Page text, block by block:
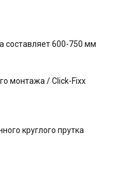
составляет 600-750 мм
монтажа / Click-Fixx
круглого прутка